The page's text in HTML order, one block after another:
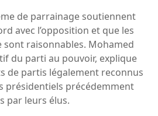
de parrainage soutiennent
avec l’opposition et que les
raisonnables. Mohamed
du parti au pouvoir, explique
de partis légalement reconnus
présidentiels précédemment
par leurs élus.